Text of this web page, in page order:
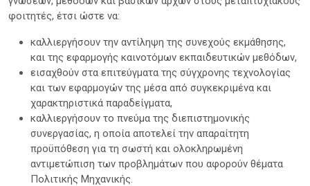
φοιτητές, έτσι ώστε να:
καλλιεργήσουν την αντίληψη της συνεχούς εκμάθησης,
και της εφαρμογής καινοτόμων εκπαιδευτικών μεθόδων,
εισαχθούν στα επιτεύγματα της σύγχρονης τεχνολογίας
και των εφαρμογών της μέσα από συγκεκριμένα και
χαρακτηριστικά παραδείγματα,
καλλιεργήσουν το πνεύμα της διεπιστημονικής
συνεργασίας, η οποία αποτελεί την απαραίτητη
προϋπόθεση για τη σωστή και ολοκληρωμένη
αντιμετώπιση των προβλημάτων που αφορούν θέματα
Πολιτικής Μηχανικής.